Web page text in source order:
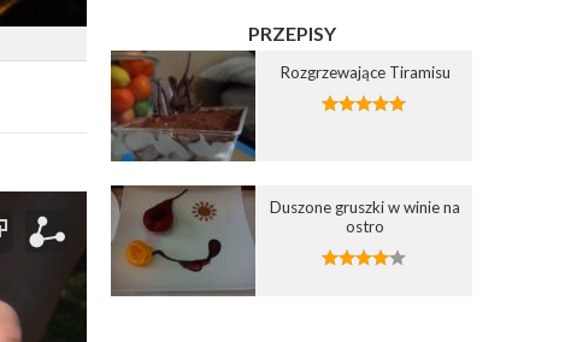
PRZEPISY
Rozgrzewające Tiramisu
Duszone gruszki w winie na
ostro